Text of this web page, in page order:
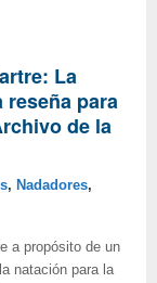
La
reseña para
de la
, Nadadores,
a propósito de un
natación para la